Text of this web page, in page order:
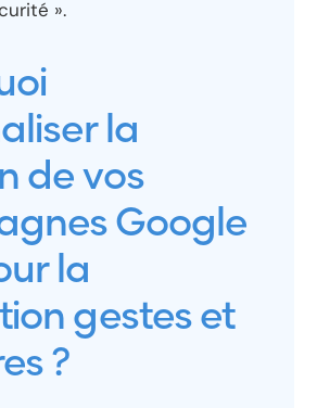
».
la
de vos
Google
la
gestes et
?